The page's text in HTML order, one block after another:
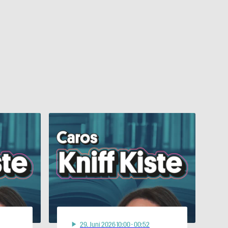
play_arrow 29. Juni 2026 10:00· 00:52